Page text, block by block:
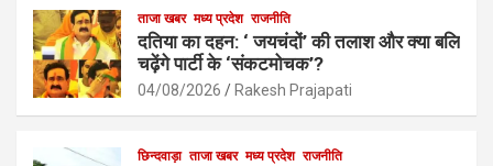
ताजा खबर मध्य प्रदेश राजनीति
दतिया का दहन: ‘ जयचंदों’ की तलाश और क्या बलि
चढ़ेंगे पार्टी के ‘संकटमोचक’?
04/08/2026 Rakesh Prajapati
छिन्दवाड़ा ताजा खबर मध्य प्रदेश राजनीति